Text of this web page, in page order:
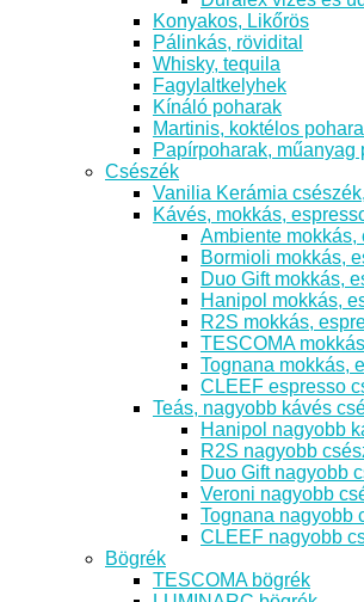
Konyakos, Likőrös
Pálinkás, rövidital
Whisky, tequila
Fagylaltkelyhek
Kínáló poharak
Martinis, koktélos
Papírpoharak, műanyag
Csészék
Vanilia Kerámia
Kávés, mokkás,
Ambiente mokkás,
Bormioli mokkás,
Duo Gift mokkás,
Hanipol mokkás,
R2S mokkás,
TESCOMA
Tognana mokkás,
CLEEF espresso
Teás, nagyobb kávés
Hanipol nagyobb
R2S nagyobb
Duo Gift nagyobb
Veroni nagyobb
Tognana nagyobb
CLEEF nagyobb
Bögrék
TESCOMA bögrék